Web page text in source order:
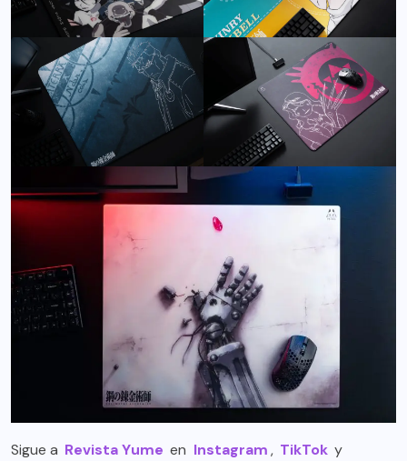
Sigue a Revista Yume en Instagram, TikTok y